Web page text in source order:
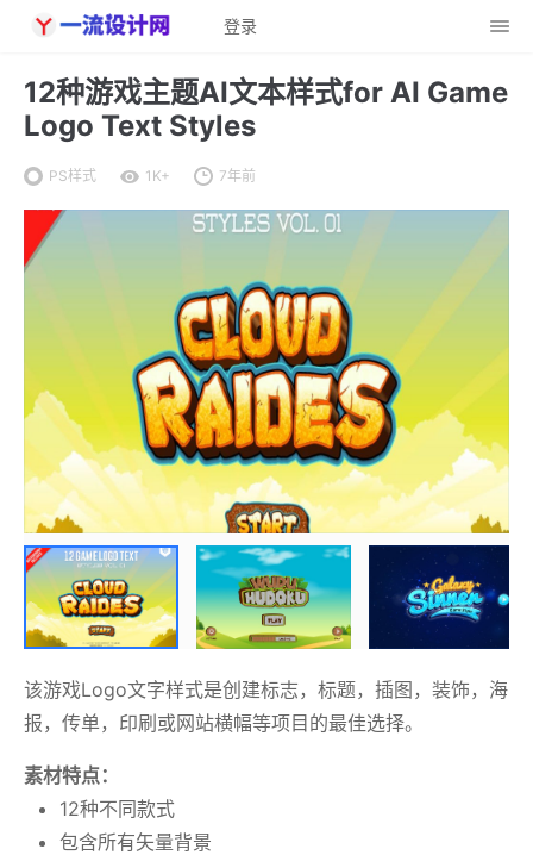
登录
12种游戏主题AI文本样式for AI Game
Logo Text Styles
PS样式 1K+ 7年前
该游戏Logo文字样式是创建标志，标题，插图，装饰，海
报，传单，印刷或网站横幅等项目的最佳选择。
素材特点：
12种不同款式
包含所有矢量背景